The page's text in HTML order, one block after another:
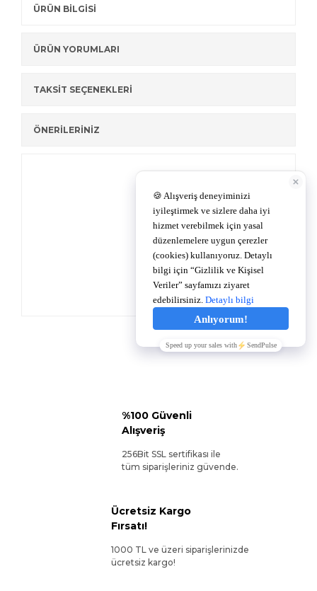
ÜRÜN BİLGİSİ
ÜRÜN YORUMLARI
TAKSİT SEÇENEKLERİ
ÖNERİLERİNİZ
%100 Güvenli
Alışveriş
256Bit SSL sertifikası ile
tüm siparişleriniz güvende.
Ücretsiz Kargo
Fırsatı!
1000 TL ve üzeri siparişlerinizde
ücretsiz kargo!